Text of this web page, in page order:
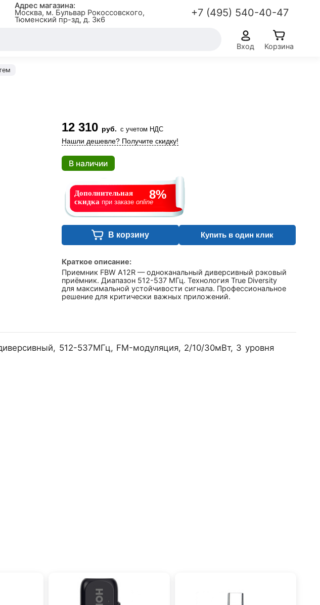
Адрес магазина:
Москва, м. Бульвар Рокоссовского,
Тюменский пр-зд, д. 3к6
+7 (495) 540-40-47
Вход Корзина
12 310 руб. с учетом НДС
Нашли дешевле? Получите скидку!
В наличии
Дополнительная
скидкапри заказеonline
8%
В корзину Купить в один клик
Краткое описание:
Приемник FBW A12R — одноканальный диверсивный рэковый
приёмник. Диапазон 512-537 МГц. Технология True Diversity
для максимальной устойчивости сигнала. Профессиональное
решение для критически важных приложений.
512-537МГц, FM-модуляция, 2/10/30мВт, 3 уровня